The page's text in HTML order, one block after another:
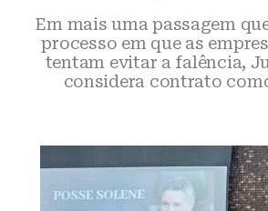
Em mais uma passagem
processo em que as
tentam evitar a falência,
considera contrato